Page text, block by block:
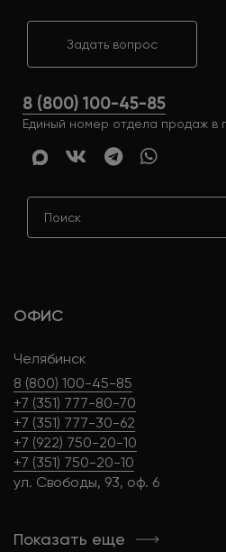
Задать вопрос
8 (800) 100-45-85
Единый номер отдела продаж в
ОФИС
Челябинск
8 (800) 100-45-85
+7 (351) 777-80-70
+7 (351) 777-30-62
+7 (922) 750-20-10
+7 (351) 750-20-10
ул. Свободы, 93, оф. 6
Показать еще